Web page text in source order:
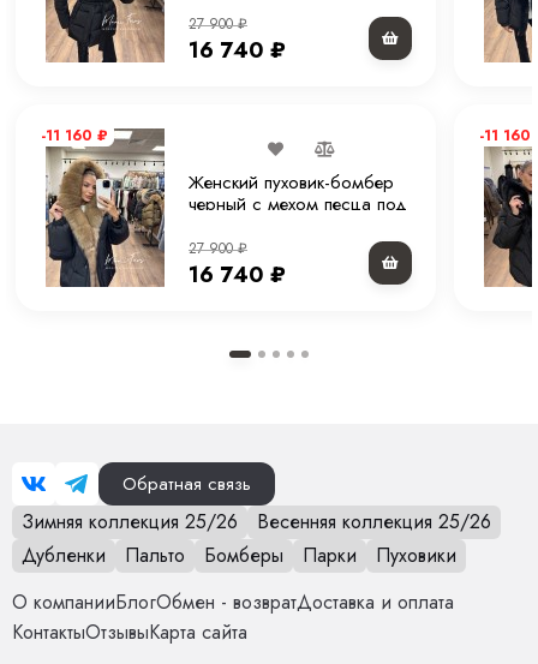
Премиальное исполнение Moni Furs
27 900₽
16 740 ₽
-11 160 ₽
Женский пуховик-бомбер
черный с мехом песца под
см
27 900₽
16 740 ₽
-11 160
Обратная связь
Зимняя коллекция 25/26
Весенняя коллекция 25/26
Дубленки
Пальто Бомберы Парки
Пуховики
О компанииБлогОбмен - возвратДоставка и оплата
КонтактыОтзывыКарта сайта